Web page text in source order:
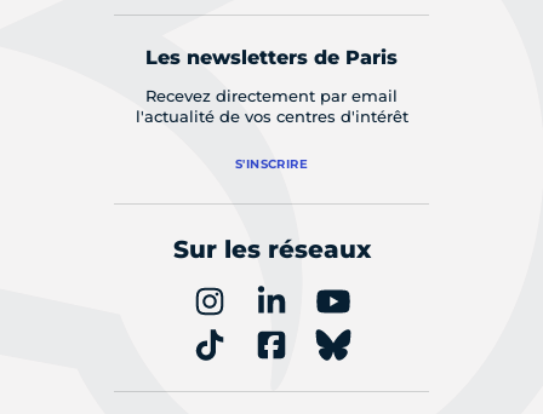
Les newsletters de Paris
Recevez directement par email
l'actualité de vos centres d'intérêt
S'INSCRIRE
Sur les réseaux